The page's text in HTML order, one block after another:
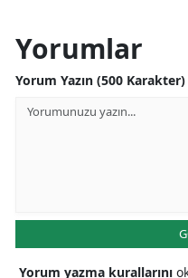
Yorumlar
Yorum Yazın (500 Karakter)
Yorum yazma kurallarını